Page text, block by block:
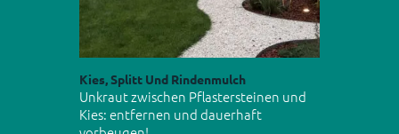
Kies, Splitt Und Rindenmulch
Unkraut zwischen Pflastersteinen und
Kies: entfernen und dauerhaft